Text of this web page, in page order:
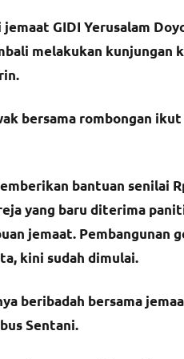
GIDI Yerusalam
melakukan kunjungan
bersama rombongan
bantuan senilai
yang baru diterima
jemaat. Pembangunan
kini sudah dimulai.
beribadah bersama
Sentani.